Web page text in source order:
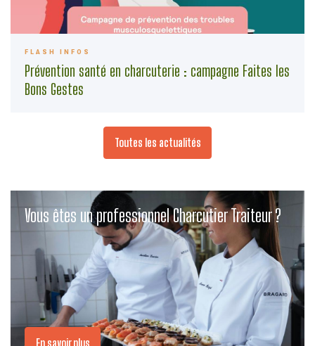
FLASH INFOS
Prévention santé en charcuterie : campagne Faites les
Bons Gestes
Toutes les actualités
Vous êtes un professionnel Charcutier Traiteur ?
En savoir plus